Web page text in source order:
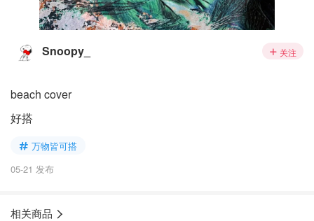
Snoopy_ 关注
beach cover
好搭
万物皆可搭
05-21 发布
相关商品